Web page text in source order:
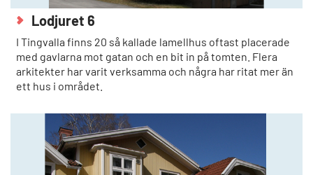
Lodjuret 6
I Tingvalla finns 20 så kallade lamellhus oftast placerade
med gavlarna mot gatan och en bit in på tomten. Flera
arkitekter har varit verksamma och några har ritat mer än
ett hus i området.